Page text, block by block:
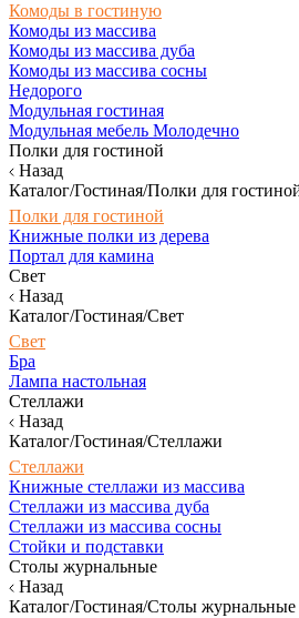
Комоды в гостиную
Комоды из массива
Комоды из массива дуба
Комоды из массива сосны
Недорого
Модульная гостиная
Модульная мебель Молодечно
Полки для гостиной
Назад
Каталог/Гостиная/Полки для
Полки для гостиной
Книжные полки из дерева
Портал для камина
Свет
Назад
Каталог/Гостиная/Свет
Свет
Бра
Лампа настольная
Стеллажи
Назад
Каталог/Гостиная/Стеллажи
Стеллажи
Книжные стеллажи из массива
Стеллажи из массива дуба
Стеллажи из массива сосны
Стойки и подставки
Столы журнальные
Назад
Каталог/Гостиная/Столы журнальные